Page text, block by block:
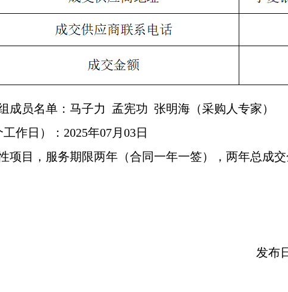
成员名单：马子力 孟宪功 张明海（采购人专家）
作日）：2025年07月03日
项目，服务期限两年（合同一年一签），两年总成交
发布日期